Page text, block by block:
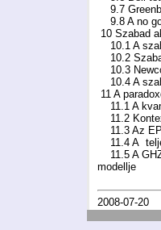
9.7
9.8 A no
10 Szabad
10.1 A
10.2
10.3
10.4 A
11 A
11.1 A
11.2
11.3 Az
11.4 A
11.5 A
modellje
2008-07-20